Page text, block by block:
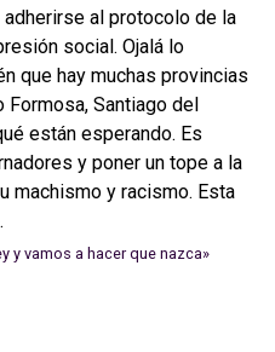
al protocolo de la
social. Ojalá lo
que hay muchas provincias
Formosa, Santiago del
están esperando. Es
y poner un tope a la
machismo y racismo. Esta